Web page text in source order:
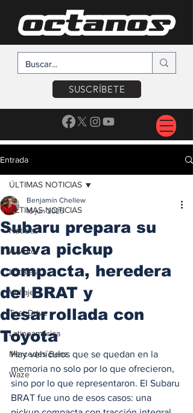
SUSCRÍBETE
Entrada
ÚLTIMAS NOTICIAS
Noticias
A Motor
Locales
Voltaje
Test Drive
Latinoamérica
Mercedes Benz
Waze
ÚLTIMAS NOTICIAS
Subaru prepara su
nueva pickup
compacta, heredera
del BRAT y
desarrollada con
Toyota
Benjamín Chellew
16 jun 2025
Hay vehículos que se quedan en la
memoria no solo por lo que ofrecieron,
sino por lo que representaron. El Subaru
BRAT fue uno de esos casos: una